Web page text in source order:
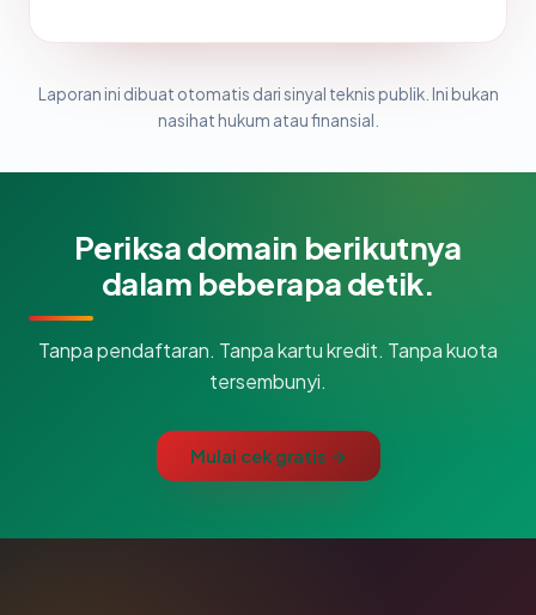
Laporan ini dibuat otomatis dari sinyal teknis publik. Ini bukan
nasihat hukum atau finansial.
Periksa domain berikutnya
dalam beberapa detik.
Tanpa pendaftaran. Tanpa kartu kredit. Tanpa kuota
tersembunyi.
Mulai cek gratis →